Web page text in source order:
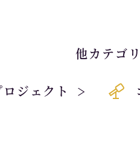
他カテゴ
ジェクト